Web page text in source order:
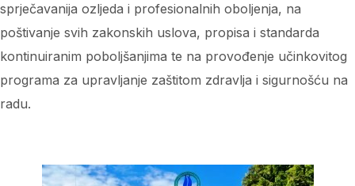
sprječavanija ozljeda i profesionalnih oboljenja, na
poštivanje svih zakonskih uslova, propisa i standarda
kontinuiranim poboljšanjima te na provođenje učinkovitog
programa za upravljanje zaštitom zdravlja i sigurnošću na
radu.